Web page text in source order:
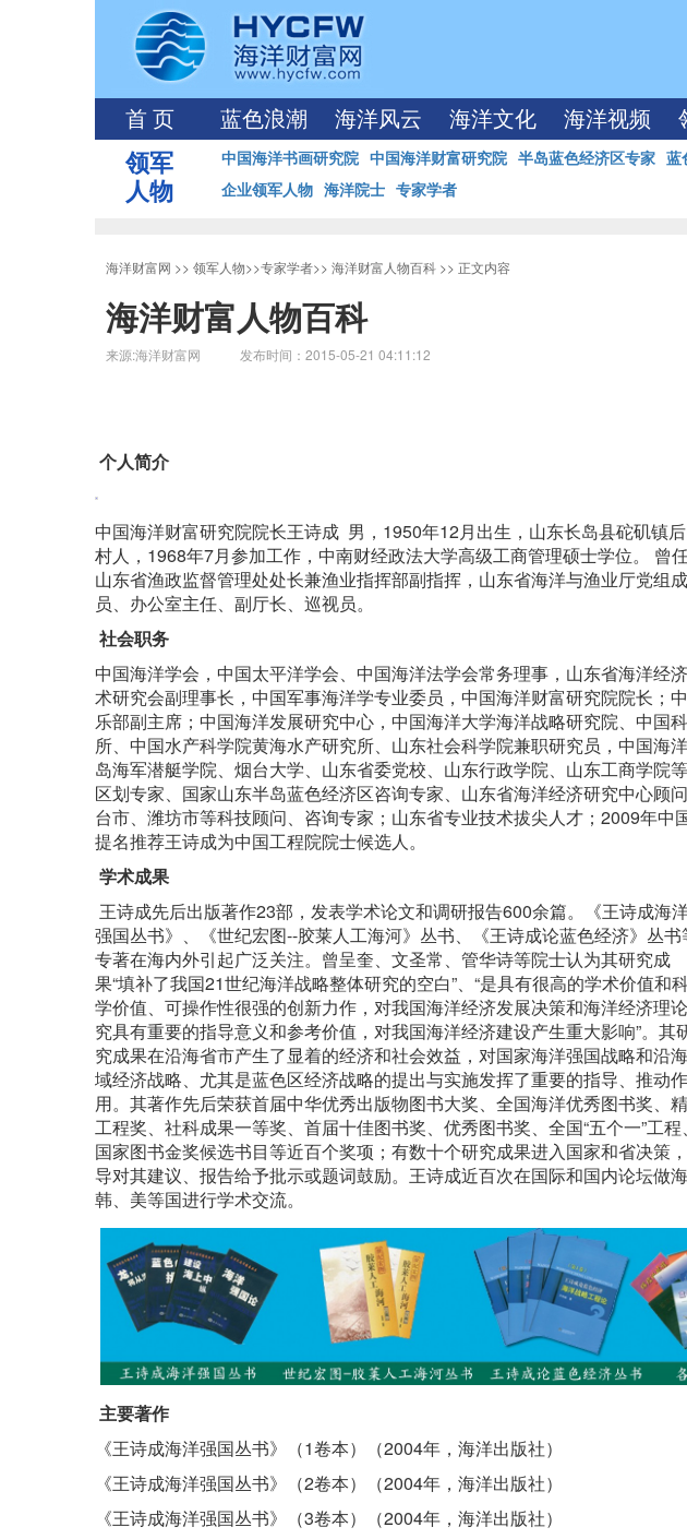
首 页 蓝色浪潮 海洋风云 海洋文化 海洋视频
领军
人物
中国海洋书画研究院 中国海洋财富研究院 半岛蓝色经济区专家 蓝
企业领军人物 海洋院士 专家学者
海洋财富网 >> 领军人物>>专家学者>> 海洋财富人物百科 >> 正文内容
海洋财富人物百科
来源:海洋财富网 发布时间：2015-05-21 04:11:12
个人简介
中国海洋财富研究院院长王诗成 男，1950年12月出生，山东长岛县砣矶镇
村人，1968年7月参加工作，中南财经政法大学高级工商管理硕士学位。 曾
山东省渔政监督管理处处长兼渔业指挥部副指挥，山东省海洋与渔业厅党组成
员、办公室主任、副厅长、巡视员。
社会职务
中国海洋学会，中国太平洋学会、中国海洋法学会常务理事，山东省海洋经
术研究会副理事长，中国军事海洋学专业委员，中国海洋财富研究院院长；
乐部副主席；中国海洋发展研究中心，中国海洋大学海洋战略研究院、中国
所、中国水产科学院黄海水产研究所、山东社会科学院兼职研究员，中国海
岛海军潜艇学院、烟台大学、山东省委党校、山东行政学院、山东工商学院
区划专家、国家山东半岛蓝色经济区咨询专家、山东省海洋经济研究中心顾
台市、潍坊市等科技顾问、咨询专家；山东省专业技术拔尖人才；2009年
提名推荐王诗成为中国工程院院士候选人。
学术成果
王诗成先后出版著作23部，发表学术论文和调研报告600余篇。《王诗成海
强国丛书》、《世纪宏图--胶莱人工海河》丛书、《王诗成论蓝色经济》丛书
专著在海内外引起广泛关注。曾呈奎、文圣常、管华诗等院士认为其研究成
果“填补了我国21世纪海洋战略整体研究的空白”、“是具有很高的学术价值和
学价值、可操作性很强的创新力作，对我国海洋经济发展决策和海洋经济理
究具有重要的指导意义和参考价值，对我国海洋经济建设产生重大影响”。其
究成果在沿海省市产生了显着的经济和社会效益，对国家海洋强国战略和沿
域经济战略、尤其是蓝色区经济战略的提出与实施发挥了重要的指导、推动作
用。其著作先后荣获首届中华优秀出版物图书大奖、全国海洋优秀图书奖、
工程奖、社科成果一等奖、首届十佳图书奖、优秀图书奖、全国“五个一”工程、
国家图书金奖候选书目等近百个奖项；有数十个研究成果进入国家和省决策
导对其建议、报告给予批示或题词鼓励。王诗成近百次在国际和国内论坛做
韩、美等国进行学术交流。
主要著作
《王诗成海洋强国丛书》（1卷本）（2004年，海洋出版社）
《王诗成海洋强国丛书》（2卷本）（2004年，海洋出版社）
《王诗成海洋强国丛书》（3卷本）（2004年，海洋出版社）